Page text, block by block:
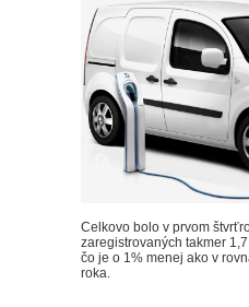
Celkovo bolo v prvom
zaregistrovaných takmer
čo je o 1% menej ako v
roka.